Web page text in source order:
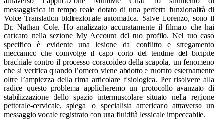
messaggistica in tempo reale dotato di una perfetta funzionalità di
Voice Translation bidirezionale automatica. Salve Lorenzo, sono il
Dr. Nathan Cole. Ho analizzato accuratamente il filmato che hai
caricato nella sezione My Account del tuo profilo. Nel tuo caso
specifico è evidente una lesione da conflitto e sfregamento
meccanico che coinvolge il capo corto del tendine del bicipite
brachiale contro il processo coracoideo della scapola, un fenomeno
che si verifica quando l’omero viene abdotto e ruotato esternamente
oltre l’ampiezza della rima articolare fisiologica. Per risolvere alla
radice questo problema applicheremo un protocollo avanzato di
stabilizzazione dello spazio intermuscolare situato nella regione
pettorale-cervicale, spiega lo specialista americano attraverso un
messaggio vocale registrato con una fluidità lessicale impeccabile.